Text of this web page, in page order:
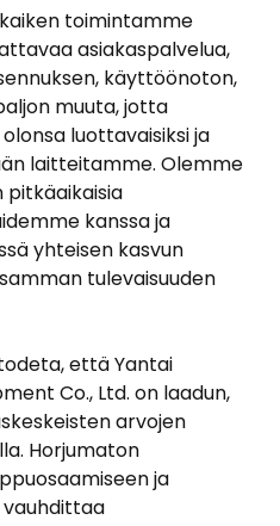
toimintamme
asiakaspalvelua,
käyttöönoton,
muuta, jotta
luottavaisiksi ja
laitteitamme. Olemme
kanssa ja
yhteisen kasvun
tulevaisuuden
että Yantai
Co., Ltd. on laadun,
arvojen
Horjumaton
ja